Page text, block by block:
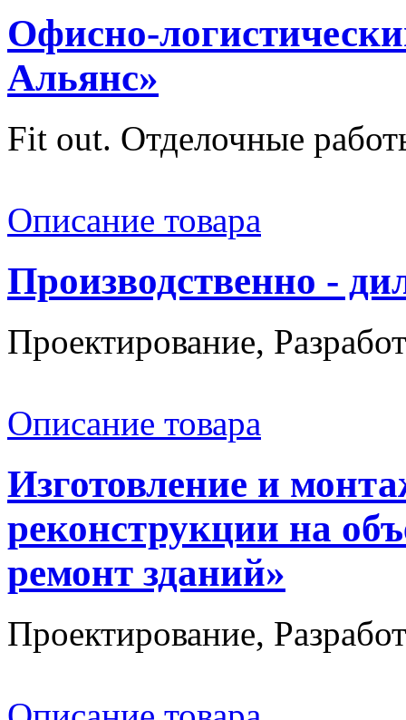
Офисно-
Альянс»
Fit out. Отделочные
Описание товара
Производственно -
Проектирование,
Описание товара
Изготовление и
реконструкции на
ремонт зданий»
Проектирование,